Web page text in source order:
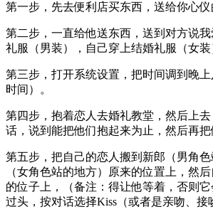
第一步，先去便利店买东西，送给你心仪
第二步，一直给他送东西，送到对方说
礼服（男装），自己穿上结婚礼服（女装
第三步，打开系统设置，把时间调到晚
时间）。
第四步，抱着恋人去婚礼教堂，然后上
话，说到能把他们抱起来为止，然后再把
第五步，把自己的恋人搬到新郎（男角
（女角色站的地方）原来的位置上，然
的位子上，（备注：得让他等着，否则
过头，按对话选择Kiss（或者是亲吻、接